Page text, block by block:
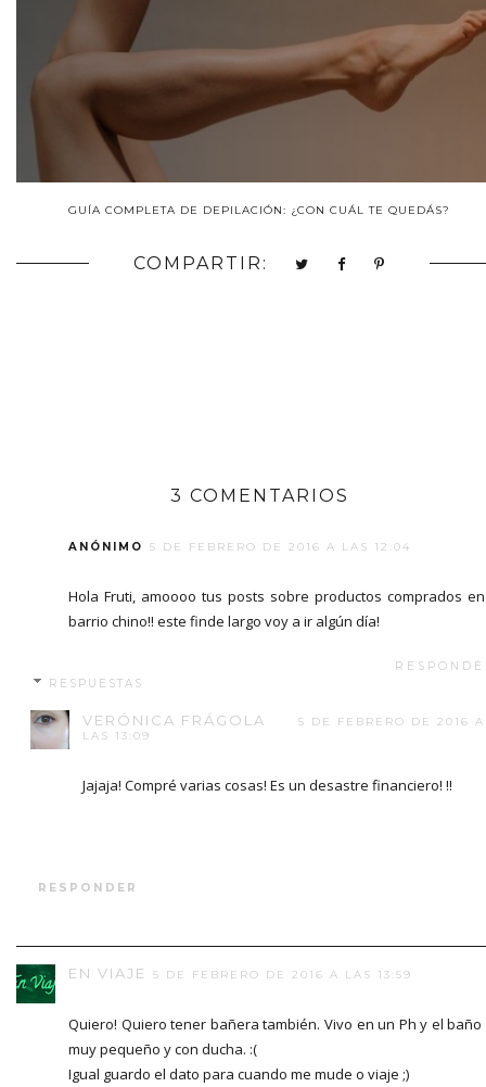
GUÍA COMPLETA DE DEPILACIÓN: ¿CON CUÁL TE QUEDÁS?
COMPARTIR:
3 COMENTARIOS
ANÓNIMO 5 DE FEBRERO DE 2016 A LAS 12:04
Hola Fruti, amoooo tus posts sobre productos comprados
barrio chino!! este finde largo voy a ir algún día!
RESPUESTAS
VERÓNICA FRÁGOLA
5 DE FEBRERO DE 2016 A
LAS 13:09
Jajaja! Compré varias cosas! Es un desastre financiero! !!
RESPONDER
EN VIAJE 5 DE FEBRERO DE 2016 A LAS 13:59
Quiero! Quiero tener bañera también. Vivo en un Ph y el baño
muy pequeño y con ducha. :(
Igual guardo el dato para cuando me mude o viaje ;)